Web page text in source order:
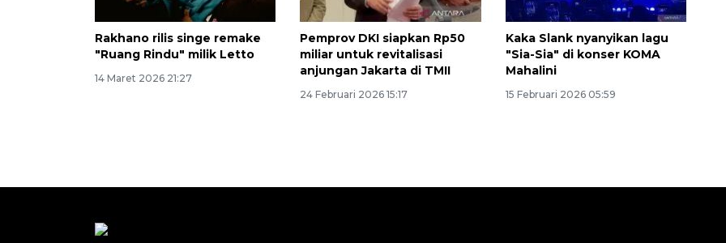
Rakhano rilis singe remake
"Ruang Rindu" milik Letto
14 Maret 2026 21:27
Pemprov DKI siapkan Rp50
miliar untuk revitalisasi
anjungan Jakarta di TMII
24 Februari 2026 15:17
Kaka Slank nyanyikan lagu
"Sia-Sia" di konser KOMA
Mahalini
15 Februari 2026 05:59